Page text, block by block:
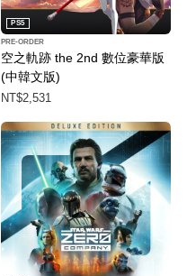
空之軌跡 the 2nd 數位豪華版
(中韓文版)
PS5
PRE-ORDER
NT$2,531